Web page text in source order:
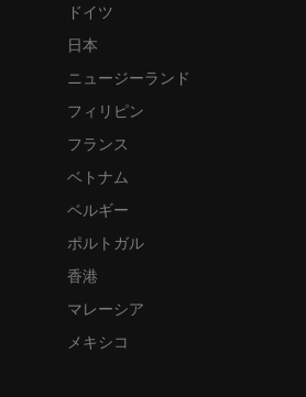
ドイツ
日本
ニュージーランド
フィリピン
フランス
ベトナム
ベルギー
ポルトガル
香港
マレーシア
メキシコ